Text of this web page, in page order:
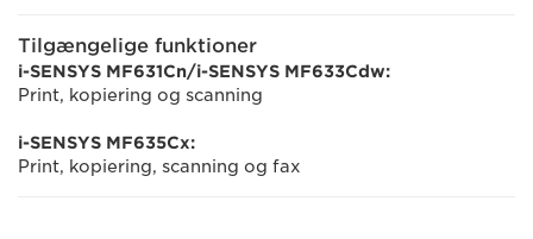
Tilgængelige funktioner
i-SENSYS MF631Cn/i-SENSYS MF633Cdw:
Print, kopiering og scanning
i-SENSYS MF635Cx:
Print, kopiering, scanning og fax